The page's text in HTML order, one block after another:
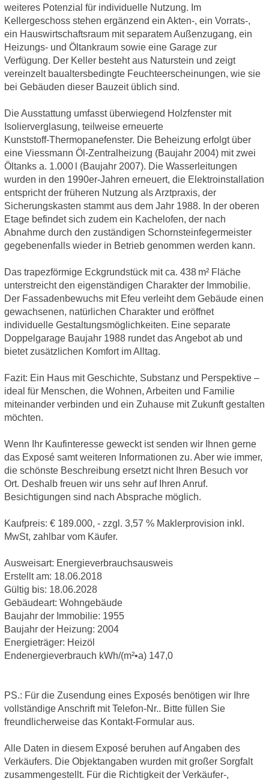
weiteres Potenzial für individuelle Nutzung. Im
Kellergeschoss stehen ergänzend ein Akten-, ein Vorrats-,
ein Hauswirtschaftsraum mit separatem Außenzugang, ein
Heizungs‑ und Öltankraum sowie eine Garage zur
Verfügung. Der Keller besteht aus Naturstein und zeigt
vereinzelt baualtersbedingte Feuchteerscheinungen, wie sie
bei Gebäuden dieser Bauzeit üblich sind.
Die Ausstattung umfasst überwiegend Holzfenster mit
Isolierverglasung, teilweise erneuerte
Kunststoff‑Thermopanefenster. Die Beheizung erfolgt über
eine Viessmann Öl‑Zentralheizung (Baujahr 2004) mit zwei
Öltanks a. 1.000 l (Baujahr 2007). Die Wasserleitungen
wurden in den 1990er‑Jahren erneuert, die Elektroinstallation
entspricht der früheren Nutzung als Arztpraxis, der
Sicherungskasten stammt aus dem Jahr 1988. In der oberen
Etage befindet sich zudem ein Kachelofen, der nach
Abnahme durch den zuständigen Schornsteinfegermeister
gegebenenfalls wieder in Betrieb genommen werden kann.
Das trapezförmige Eckgrundstück mit ca. 438 m² Fläche
unterstreicht den eigenständigen Charakter der Immobilie.
Der Fassadenbewuchs mit Efeu verleiht dem Gebäude einen
gewachsenen, natürlichen Charakter und eröffnet
individuelle Gestaltungsmöglichkeiten. Eine separate
Doppelgarage Baujahr 1988 rundet das Angebot ab und
bietet zusätzlichen Komfort im Alltag.
Fazit: Ein Haus mit Geschichte, Substanz und Perspektive –
ideal für Menschen, die Wohnen, Arbeiten und Familie
miteinander verbinden und ein Zuhause mit Zukunft gestalten
möchten.
Wenn Ihr Kaufinteresse geweckt ist senden wir Ihnen gerne
das Exposé samt weiteren Informationen zu. Aber wie immer,
die schönste Beschreibung ersetzt nicht Ihren Besuch vor
Ort. Deshalb freuen wir uns sehr auf Ihren Anruf.
Besichtigungen sind nach Absprache möglich.
Kaufpreis: € 189.000, - zzgl. 3,57 % Maklerprovision inkl.
MwSt, zahlbar vom Käufer.
Ausweisart: Energieverbrauchsausweis
Erstellt am: 18.06.2018
Gültig bis: 18.06.2028
Gebäudeart: Wohngebäude
Baujahr der Immobilie: 1955
Baujahr der Heizung: 2004
Energieträger: Heizöl
Endenergieverbrauch kWh/(m²•a) 147,0
PS.: Für die Zusendung eines Exposés benötigen wir Ihre
vollständige Anschrift mit Telefon-Nr.. Bitte füllen Sie
freundlicherweise das Kontakt-Formular aus.
Alle Daten in diesem Exposé beruhen auf Angaben des
Verkäufers. Die Objektangaben wurden mit großer Sorgfalt
zusammengestellt. Für die Richtigkeit der Verkäufer-,